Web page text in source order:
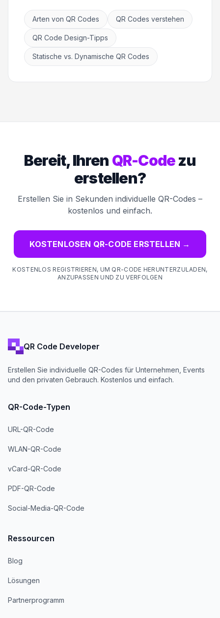
Arten von QR Codes QR Codes verstehen
QR Code Design-Tipps
Statische vs. Dynamische QR Codes
Bereit, Ihren QR-Codezu
erstellen?
Erstellen Sie in Sekunden individuelle QR-Codes –
kostenlos und einfach.
KOSTENLOSEN QR-CODE ERSTELLEN →
KOSTENLOS REGISTRIEREN, UM QR-CODE HERUNTERZULADEN,
ANZUPASSEN UND ZU VERFOLGEN
QR Code Developer
Erstellen Sie individuelle QR-Codes für Unternehmen, Events
und den privaten Gebrauch. Kostenlos und einfach.
QR-Code-Typen
URL-QR-Code
WLAN-QR-Code
vCard-QR-Code
PDF-QR-Code
Social-Media-QR-Code
Ressourcen
Blog
Lösungen
Partnerprogramm